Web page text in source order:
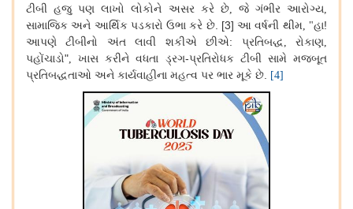
ટીબી હજુ પણ લાખો લોકોને અસર કરે છે, જે ગંભીર આરોગ્ય,
સામાજિક અને આર્થિક પડકારો ઉભા કરે છે. [3] આ વર્ષની થીમ, "હા!
આપણે ટીબીનો અંત લાવી શકીએ છીએ: પ્રતિબદ્ધ,રોકાણ,
પહોંચાડો",ખાસ કરીને વધતા ડ્રગ-પ્રતિરોધક ટીબી સામે મજબૂત
પ્રતિબદ્ધતાઓ અને કાર્યવાહીના મહત્વ પર ભાર મૂકે છે. [4]